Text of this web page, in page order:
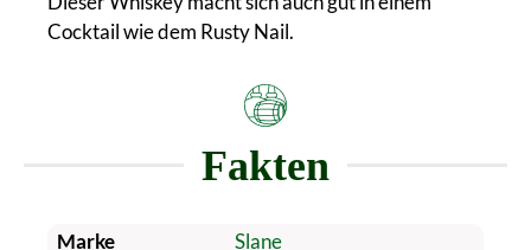
Cocktail wie dem Rusty Nail.
Fakten
Marke Slane